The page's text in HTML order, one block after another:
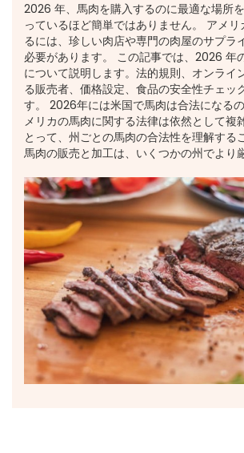
2026 年、馬肉を購入するのに最適な場所
っているほど簡単ではありません。 アメ
るには、珍しい肉店や専門の肉屋のサプラ
必要があります。 この記事では、2026 年
について説明します。法的規則、オンライ
る販売者、価格設定、食品の安全性チェッ
す。 2026年には米国で馬肉は合法になる
メリカの馬肉に関する法律は依然として複
とって、州ごとの馬肉の合法性を理解する
馬肉の販売と加工は、いくつかの州でよ